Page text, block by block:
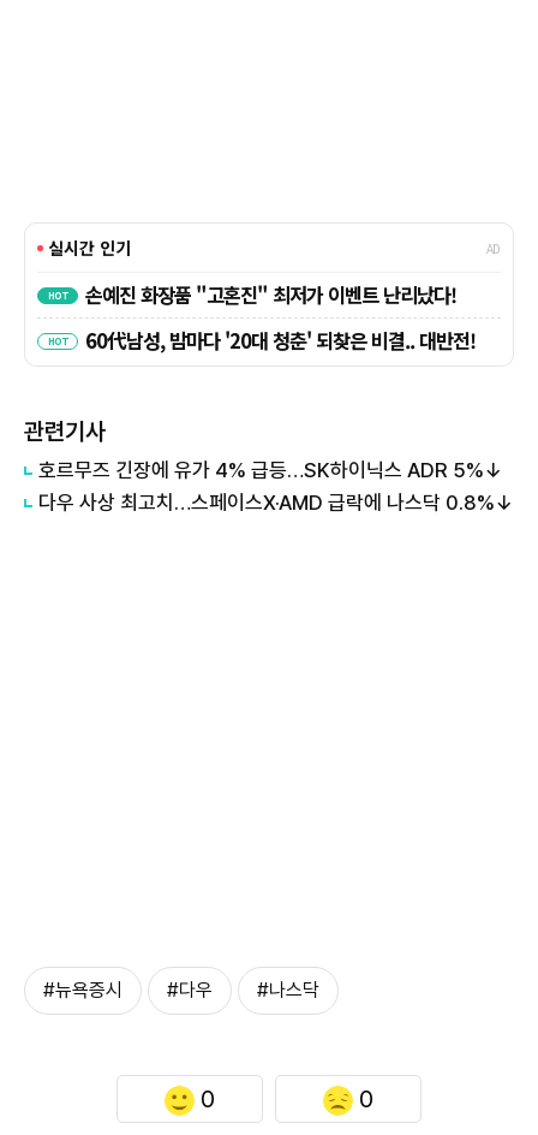
관련기사
호르무즈 긴장에 유가 4% 급등…SK하이닉스 ADR 5%↓
다우 사상 최고치…스페이스X·AMD 급락에 나스닥 0.8%↓
#뉴욕증시 #다우 #나스닥
0 0